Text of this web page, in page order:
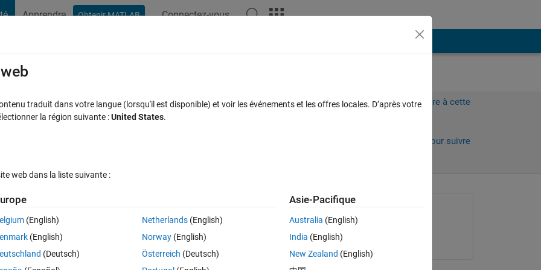
Apprendre Obtenir MATLAB Connectez-vous
Connectez-vous pour répondre à cette
Connectez-vous pour suivre
Network Toolbox especially the files demobp4.m and demobp6.m.
example but I need to know the original function of those patterns.
Stefan Baginski
le 27 Juil 2020
traduit dans votre langue (lorsqu'il est disponible) et voir les événements et les offres locales. D’après votre
la région suivante :United States.
web dans la liste suivante :
(English)
(English)
(Deutsch)
Netherlands(English)
Norway(English)
Österreich (Deutsch)
Asie-Pacifique
Australia (English)
India (English)
New Zealand (English)